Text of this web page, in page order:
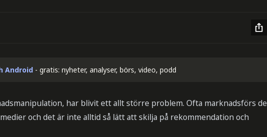
Android - gratis: nyheter, analyser, börs, video, podd
har blivit ett allt större problem. Ofta marknadsförs de
och det är inte alltid så lätt att skilja på rekommendation och